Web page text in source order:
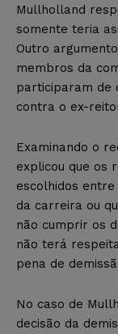
Mullholland
somente teria
Outro
membros da
participaram de
contra o ex-
Examinando o
explicou que os
escolhidos
da carreira ou
não cumprir os
não terá
pena de
No caso de
decisão da